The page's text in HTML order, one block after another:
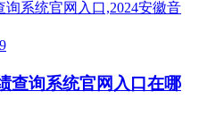
查询系统官网入口在哪